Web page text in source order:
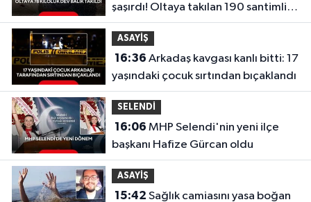
şaşırdı! Oltaya takılan 190 santimlik
dev yayın balığı
ASAYİŞ
16:36
yaşındaki çocuk sırtından bıçaklandı
SELENDİ
16:06
başkanı Hafize Gürcan oldu
ASAYİŞ
15:42